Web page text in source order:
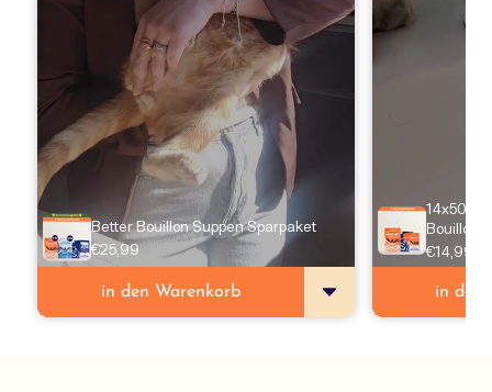
Better Bouillon Suppen Sparpaket
€25,99
in den Warenkorb
14x50g
Bouillon
€14,99
in den